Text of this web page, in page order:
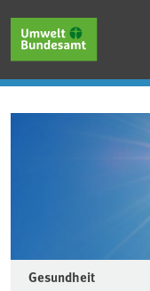
Startseite
Gesundheit